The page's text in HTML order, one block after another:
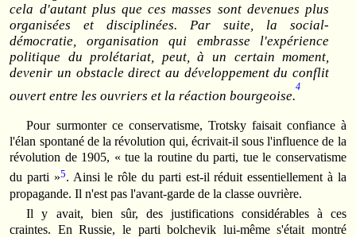
cela d'autant plus que ces masses sont devenues plus
organisées et disciplinées.Par suite, la social-
démocratie, organisation qui embrasse l'expérience
politique du prolétariat, peut, à un certain moment,
devenir un obstacle direct au développement du conflit
ouvert entre les ouvriers et la réaction bourgeoise.
4
Pour surmonter ce conservatisme, Trotsky faisait confiance à
l'élan spontané de la révolution qui, écrivait-il sous l'influence de la
révolution de 1905, « tue la routine du parti, tue le conservatisme
du parti »5. Ainsi le rôle du parti est-il réduit essentiellement à la
propagande. Il n'est pas l'avant-garde de la classe ouvrière.
Il y avait, bien sûr, des justifications considérables à ces
craintes. En Russie, le parti bolchevik lui-même s'était montré